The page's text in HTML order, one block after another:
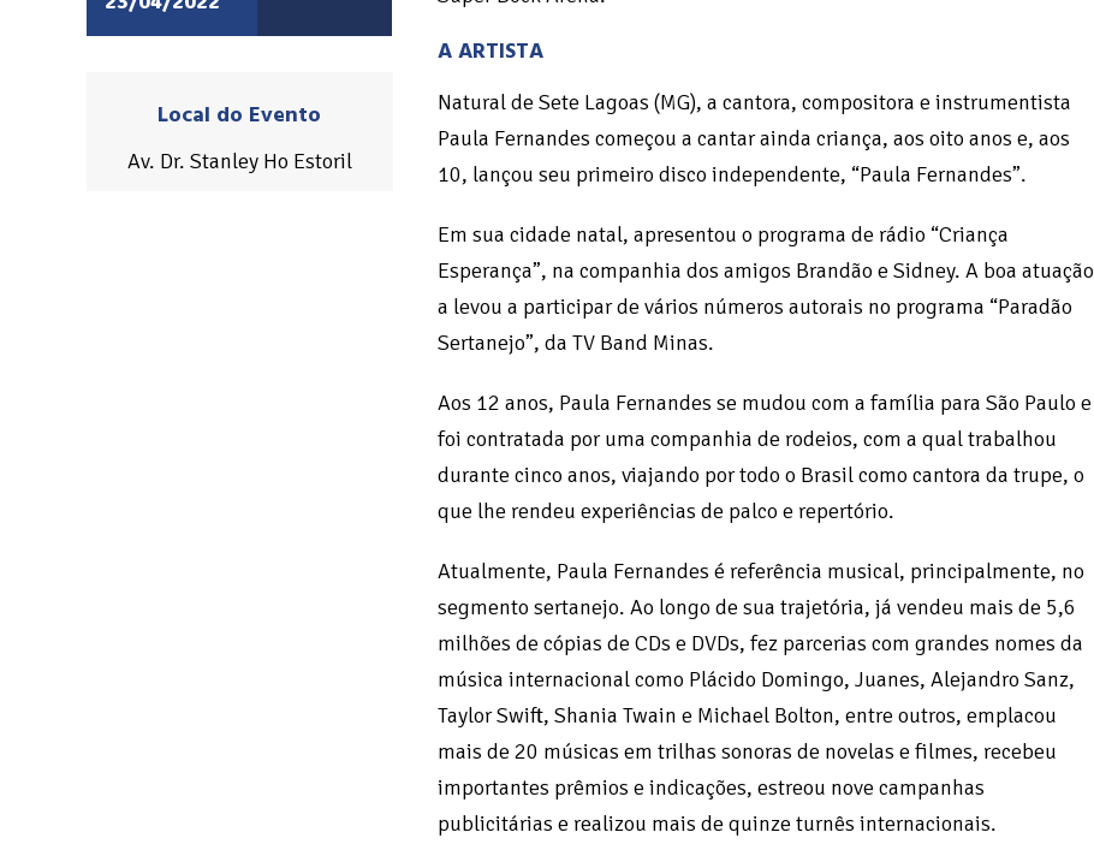
Local do Evento
Av. Dr. Stanley Ho Estoril
A ARTISTA
Natural de Sete Lagoas (MG), a cantora, compositora e instrumentista
Paula Fernandes começou a cantar ainda criança, aos oito anos e, aos
10, lançou seu primeiro disco independente, “Paula Fernandes”.
Em sua cidade natal, apresentou o programa de rádio “Criança
Esperança”, na companhia dos amigos Brandão e Sidney. A boa atuação
a levou a participar de vários números autorais no programa “Paradão
Sertanejo”, da TV Band Minas.
Aos 12 anos, Paula Fernandes se mudou com a família para São Paulo e
foi contratada por uma companhia de rodeios, com a qual trabalhou
durante cinco anos, viajando por todo o Brasil como cantora da trupe, o
que lhe rendeu experiências de palco e repertório.
Atualmente, Paula Fernandes é referência musical, principalmente, no
segmento sertanejo. Ao longo de sua trajetória, já vendeu mais de 5,6
milhões de cópias de CDs e DVDs, fez parcerias com grandes nomes da
música internacional como Plácido Domingo, Juanes, Alejandro Sanz,
Taylor Swift, Shania Twain e Michael Bolton, entre outros, emplacou
mais de 20 músicas em trilhas sonoras de novelas e filmes, recebeu
importantes prêmios e indicações, estreou nove campanhas
publicitárias e realizou mais de quinze turnês internacionais.